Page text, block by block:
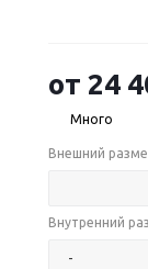
от 24
Много
Внешний
Внутренний